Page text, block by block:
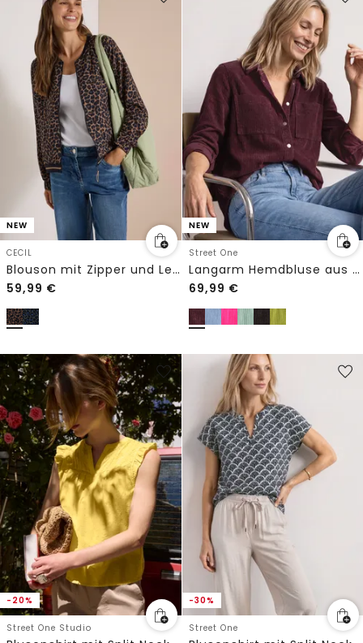
NEW
CECIL
Blouson mit Zipper und Leo-Muster
59,99 €
NEW
Street One
Langarm Hemdbluse aus Cord mit Knöpfen
69,99 €
-20%
Street One Studio
-30%
Street One